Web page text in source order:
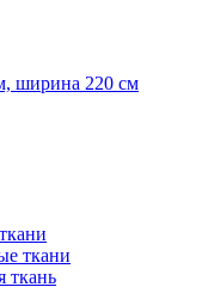
ширина 220 см
ткани
ткань